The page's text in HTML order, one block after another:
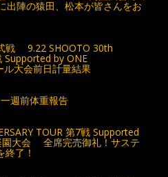
出陣の猿田、松本が皆さんをお
戦 9.22 SHOOTO 30th
Supported by ONE
大会前日計量結果
週前体重報告
TOUR 第7戦 Supported
園大会 全席完売御礼！サステ
了！